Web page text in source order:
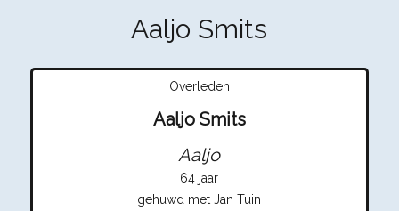
Aaljo Smits
Overleden
Aaljo Smits
Aaljo
64 jaar
gehuwd met Jan Tuin